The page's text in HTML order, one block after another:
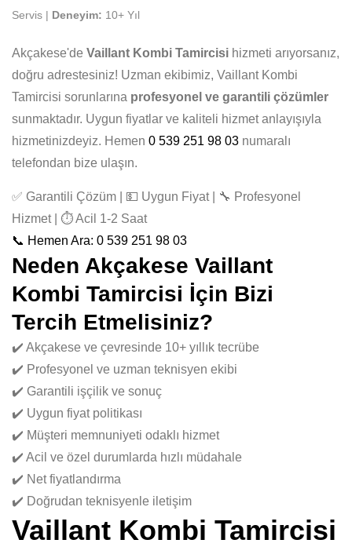
Servis |
Deneyim: 10+ Yıl
Akçakese'de Vaillant Kombi Tamircisi hizmeti arıyorsanız,
doğru adrestesiniz! Uzman ekibimiz, Vaillant Kombi
Tamircisi sorunlarına profesyonel ve garantili çözümler
sunmaktadır. Uygun fiyatlar ve kaliteli hizmet anlayışıyla
hizmetinizdeyiz. Hemen 0 539 251 98 03 numaralı
telefondan bize ulaşın.
✅ Garantili Çözüm | 💵 Uygun Fiyat | 🔧 Profesyonel
Hizmet | ⏱️ Acil 1-2 Saat
📞 Hemen Ara: 0 539 251 98 03
Neden Akçakese Vaillant
Kombi Tamircisi İçin Bizi
Tercih Etmelisiniz?
✔️ Akçakese ve çevresinde 10+ yıllık tecrübe
✔️ Profesyonel ve uzman teknisyen ekibi
✔️ Garantili işçilik ve sonuç
✔️ Uygun fiyat politikası
✔️ Müşteri memnuniyeti odaklı hizmet
✔️ Acil ve özel durumlarda hızlı müdahale
✔️ Net fiyatlandırma
✔️ Doğrudan teknisyenle iletişim
Vaillant Kombi Tamircisi